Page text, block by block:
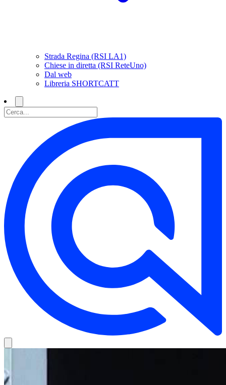
Strada Regina (RSI LA1)
Chiese in diretta (RSI ReteUno)
Dal web
Libreria SHORTCATT